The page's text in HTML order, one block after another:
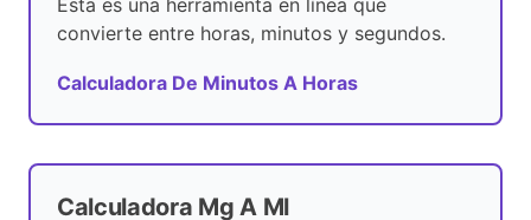
Esta es una herramienta en línea que
convierte entre horas, minutos y segundos.
Calculadora De Minutos A Horas
Calculadora Mg A Ml